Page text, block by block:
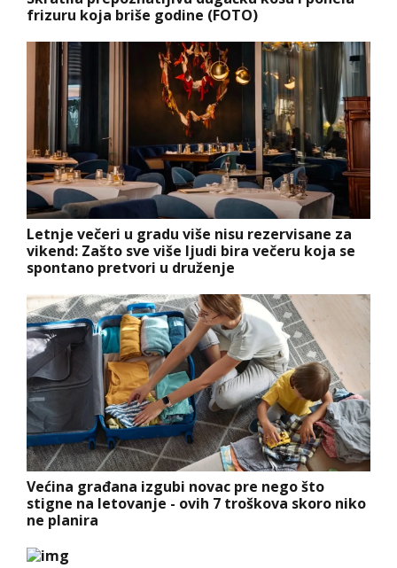
frizuru koja briše godine (FOTO)
Letnje večeri u gradu više nisu rezervisane za
vikend: Zašto sve više ljudi bira večeru koja se
spontano pretvori u druženje
Većina građana izgubi novac pre nego što
stigne na letovanje - ovih 7 troškova skoro niko
ne planira